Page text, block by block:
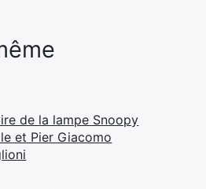
de la lampe Snoopy
et Pier Giacomo